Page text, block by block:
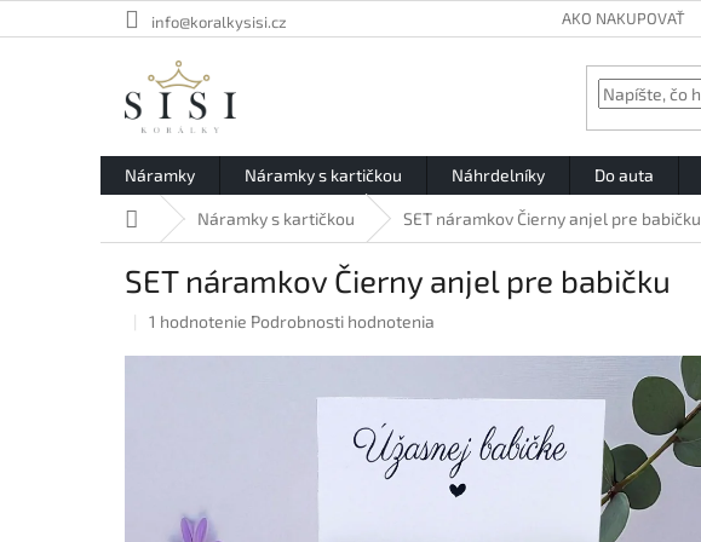
na
info@koralkysisi.cz AKO NAKUPOVAŤ
Náramky Náramky s kartičkou Náhrdelníky Do auta
DomovNáramky s kartičkou SET náramkov Čierny anjel pre babičku
SET náramkov Čierny anjel pre babičku
Priemerné
1 hodnotenie Podrobnosti hodnotenia